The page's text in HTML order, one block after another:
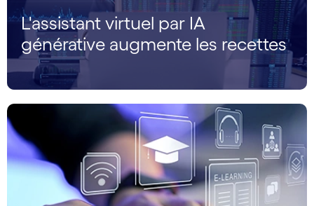
L'assistant virtuel par IA
générative augmente les recettes